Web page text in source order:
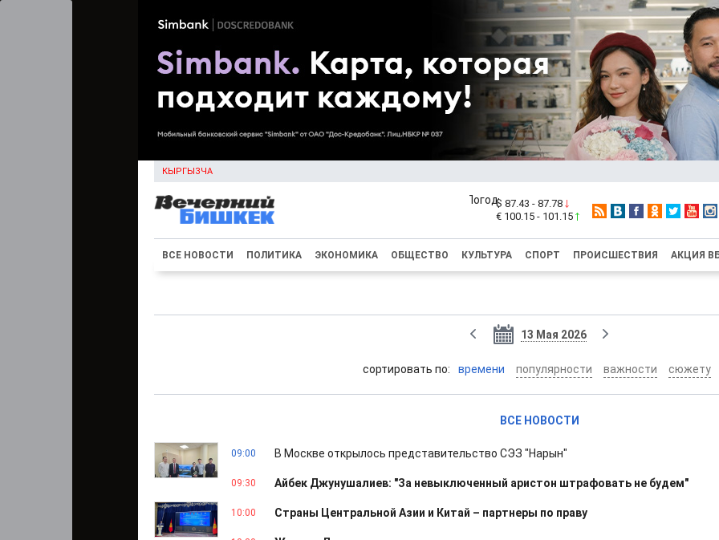
КЫРГЫЗЧА
$ 87.43 - 87.78
€ 100.15 - 101.15
ВСЕ НОВОСТИ ПОЛИТИКА ЭКОНОМИКА ОБЩЕСТВО КУЛЬТУРА СПОРТ ПРОИСШЕСТВИЯ АКЦИЯ
13 Мая 2026
cортировать по: времени популярности важности сюжету
ВСЕ НОВОСТИ
09:00 В Москве открылось представительство СЭЗ "Нарын"
09:30 Айбек Джунушалиев: "За невыключенный аристон штрафовать не будем"
10:00 Страны Центральной Азии и Китай – партнеры по праву